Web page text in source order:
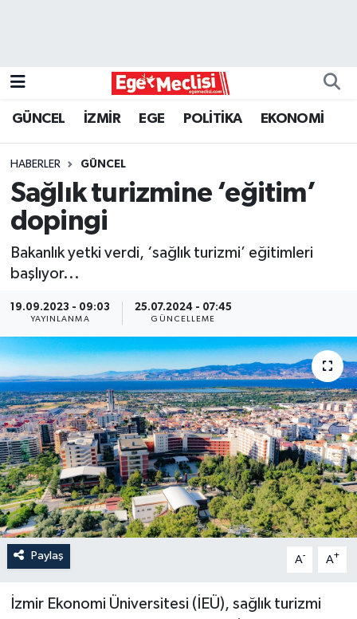
GÜNCEL İZMİR EGE POLİTİKA EKONOMİ
HABERLER GÜNCEL
Sağlık turizmine ‘eğitim’
dopingi
Bakanlık yetki verdi, ‘sağlık turizmi’ eğitimleri
başlıyor...
19.09.2023 - 09:03
YAYINLANMA
25.07.2024 - 07:45
GÜNCELLEME
Paylaş A- A+
İzmir Ekonomi Üniversitesi (İEÜ), sağlık turizmi
GÜNCEL
İZMİR
ÖZEL HABER
POLİTİKA
Programlar
SPOR
YAŞAM